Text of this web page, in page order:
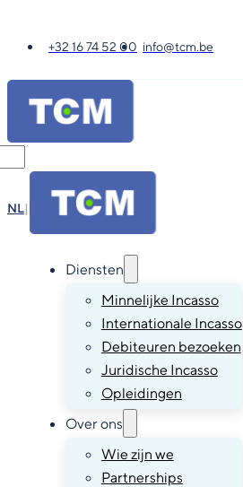
+32 16 74 52 00 info@tcm.be
NL| DE
Diensten
Minnelijke Incasso
Internationale Incasso
Debiteuren bezoeken
Juridische Incasso
Opleidingen
Over ons
Wie zijn we
Partnerships